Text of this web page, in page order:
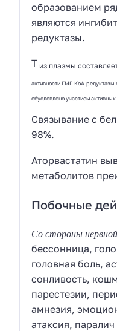
образованием
являются
редуктазы.
T из плазмы
активности ГМГ-КоА-редуктазы
обусловлено участием активных
Связывание с
98%.
Аторвастатин
метаболитов
Побочные
Со стороны
бессонница,
головная боль,
сонливость,
парестезии,
амнезия,
атаксия,